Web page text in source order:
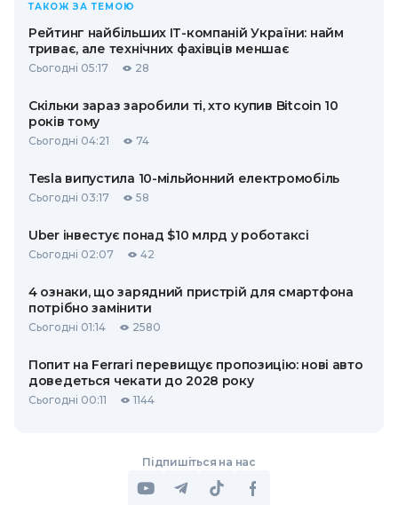
ТАКОЖ ЗА ТЕМОЮ
Рейтинг найбільших ІТ-компаній України: найм
триває, але технічних фахівців меншає
Сьогодні 05:17 28
Скільки зараз заробили ті, хто купив Bitcoin 10
років тому
Сьогодні 04:21 74
Tesla випустила 10-мільйонний електромобіль
Сьогодні 03:17 58
Uber інвестує понад $10 млрд у роботаксі
Сьогодні 02:07 42
4 ознаки, що зарядний пристрій для смартфона
потрібно замінити
Сьогодні 01:14 2580
Попит на Ferrari перевищує пропозицію: нові авто
доведеться чекати до 2028 року
Сьогодні 00:11 1144
Підпишіться на нас